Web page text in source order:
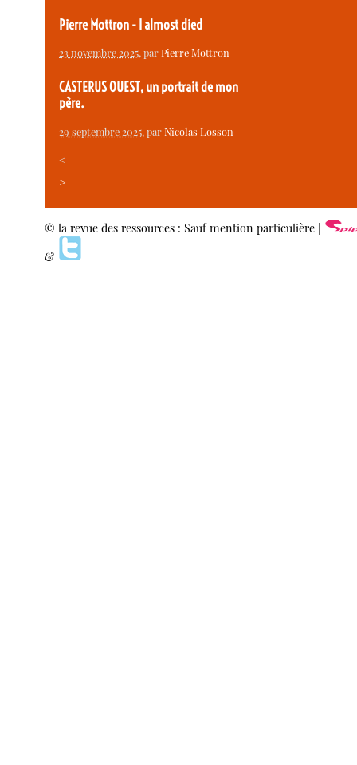
Pierre Mottron - I almost died
23 novembre 2025, parPierre Mottron
CASTERUS OUEST, un portrait de mon
père.
29 septembre 2025, parNicolas Losson
<
>
© la revue des ressources : Sauf mention particulière |
&